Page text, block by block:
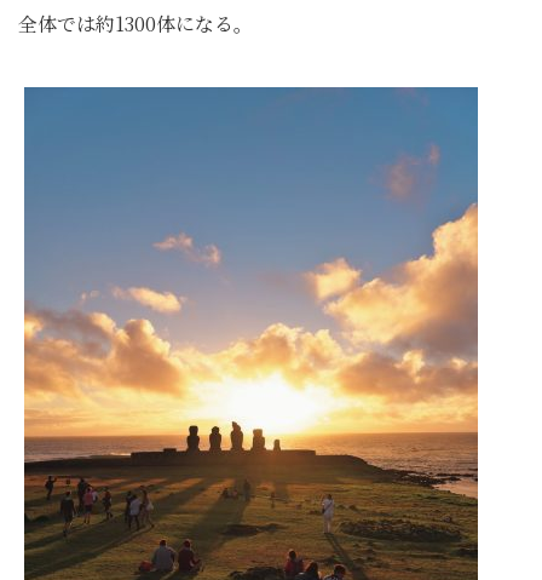
全体では約1300体になる。